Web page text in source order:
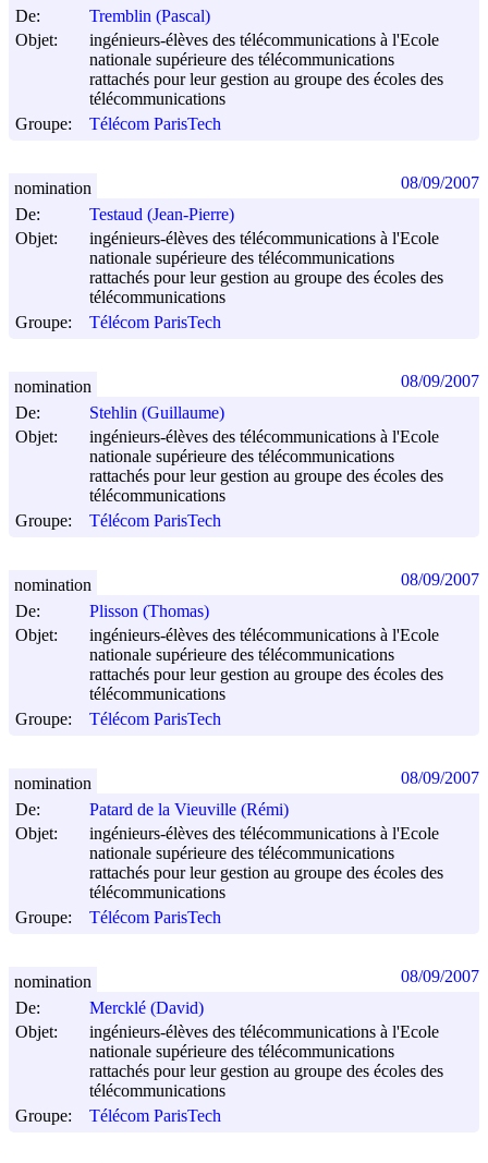
De:
Tremblin (Pascal)
Objet:
ingénieurs-élèves des télécommunications à l'Ecole
nationale supérieure des télécommunications
rattachés pour leur gestion au groupe des écoles des
télécommunications
Groupe:
Télécom ParisTech
De:
Testaud (Jean-Pierre)
Objet:
ingénieurs-élèves des télécommunications à l'Ecole
nationale supérieure des télécommunications
rattachés pour leur gestion au groupe des écoles des
télécommunications
Groupe:
Télécom ParisTech
nomination 08/09/2007
De:
Stehlin (Guillaume)
Objet:
ingénieurs-élèves des télécommunications à l'Ecole
nationale supérieure des télécommunications
rattachés pour leur gestion au groupe des écoles des
télécommunications
Groupe:
Télécom ParisTech
nomination 08/09/2007
De:
Plisson (Thomas)
Objet:
ingénieurs-élèves des télécommunications à l'Ecole
nationale supérieure des télécommunications
rattachés pour leur gestion au groupe des écoles des
télécommunications
Groupe:
Télécom ParisTech
nomination 08/09/2007
De:
Patard de la Vieuville (Rémi)
Objet:
ingénieurs-élèves des télécommunications à l'Ecole
nationale supérieure des télécommunications
rattachés pour leur gestion au groupe des écoles des
télécommunications
Groupe:
Télécom ParisTech
nomination 08/09/2007
De:
Mercklé (David)
Objet:
ingénieurs-élèves des télécommunications à l'Ecole
nationale supérieure des télécommunications
rattachés pour leur gestion au groupe des écoles des
télécommunications
Groupe:
Télécom ParisTech
nomination 08/09/2007